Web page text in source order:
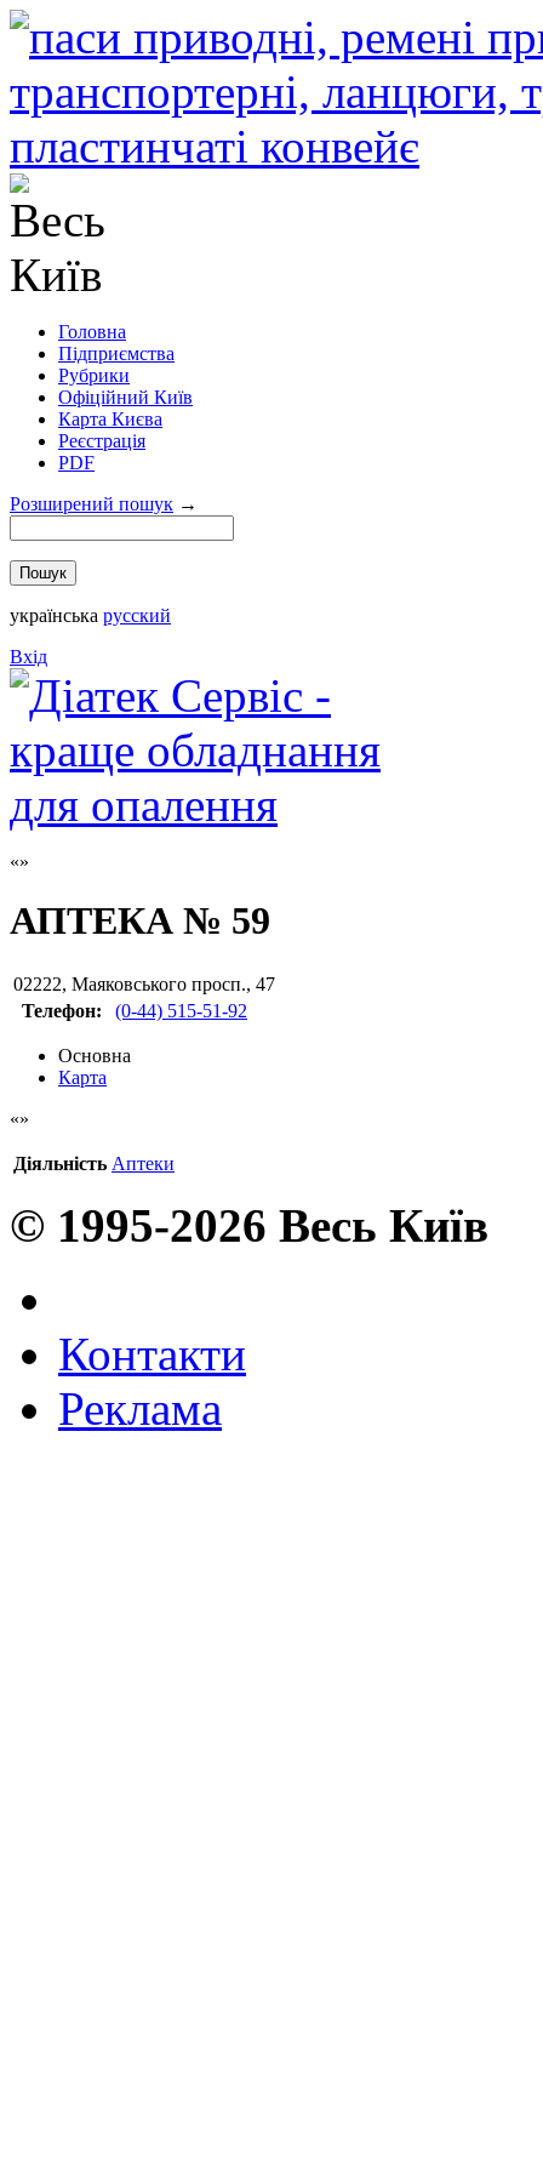
Головна
Підприємства
Рубрики
Офіційний Київ
Карта Києва
Реєстрація
PDF
Розширений пошук →
українська русский
Вхід
АПТЕКА № 59
02222, Маяковського просп., 47
Телефон:
(0-44) 515-51-92
Основна
Карта
Діяльність Аптеки
© 1995-2026 Весь Київ
Контакти
Реклама